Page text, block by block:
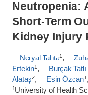
Neutropenia:
Short-Term
Kidney Injury
Neryal Tahta1 ,
Ertekin1 , Burçak
Alataş2, Esin Özcan1 ,
1 University of Health